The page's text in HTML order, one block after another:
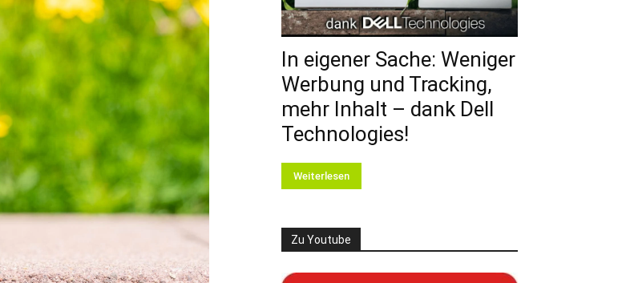
In eigener Sache: Weniger
Werbung und Tracking,
mehr Inhalt – dank Dell
Technologies!
Weiterlesen
Zu Youtube